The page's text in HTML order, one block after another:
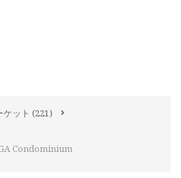
ケット (221)
Condominium